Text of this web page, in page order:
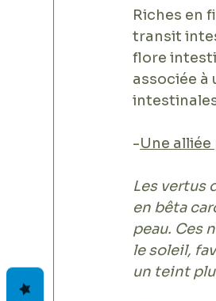
Riches en
transit
flore
associée
-Une alliée
Les vertus
en bêta
peau. Ces
le soleil,
un teint